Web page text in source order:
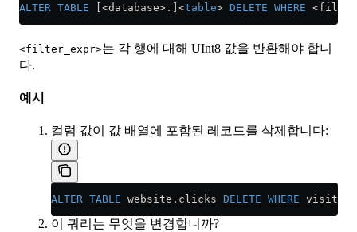
ALTER TABLE [<database>.] <table> DELETE WHERE <
<filter_expr>는 각 행에 대해 UInt8 값을 반환해야 합니
다.
예시
컬럼 값이 값 배열에 포함된 레코드를 삭제합니다:
ALTER TABLE website . clicks DELETE WHERE
이 쿼리는 무엇을 변경합니까?